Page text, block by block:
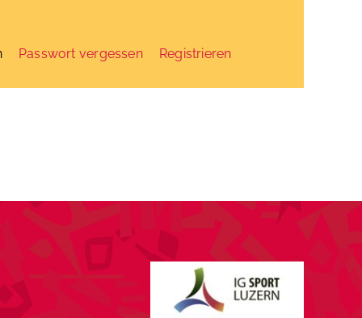
Passwort vergessen Registrieren